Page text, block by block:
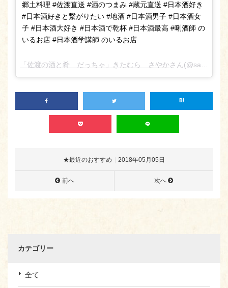
郷土料理 #佐渡直送 #酒のつまみ #蔵元直送 #日本酒好き
#日本酒好きと繋がりたい #地酒 #日本酒男子 #日本酒女
子 #日本酒大好き #日本酒で乾杯 #日本酒最高 #唎酒師 の
いるお店 #日本酒学講師 のいるお店
「佐渡の酒と肴 だっちゃ」きたむら さやかさん(@sado_daccha_sa_ya_ka_)がシェアした投稿 –
★最近のおすすめ 2018年05月05日
前へ 次へ
カテゴリー
全て